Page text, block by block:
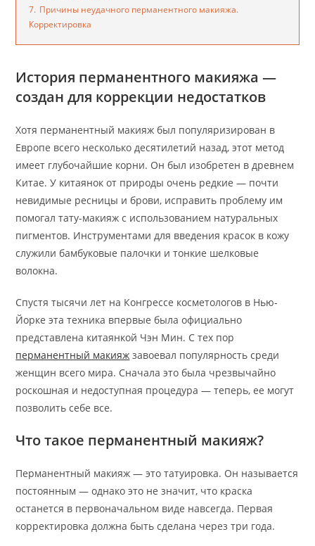
7. Причины неудачного перманентного макияжа.
Корректировка
История перманентного макияжа —
создан для коррекции недостатков
Хотя перманентный макияж был популяризирован в
Европе всего несколько десятилетий назад, этот метод
имеет глубочайшие корни. Он был изобретен в древнем
Китае. У китаянок от природы очень редкие — почти
невидимые ресницы и брови, исправить проблему им
помогал тату-макияж с использованием натуральных
пигментов. Инструментами для введения красок в кожу
служили бамбуковые палочки и тонкие шелковые
волокна.
Спустя тысячи лет на Конгрессе косметологов в Нью-
Йорке эта техника впервые была официально
представлена ​​китаянкой Чэн Мин. С тех пор
перманентный макияж завоевал популярность среди
женщин всего мира. Сначала это была чрезвычайно
роскошная и недоступная процедура — теперь, ее могут
позволить себе все.
Что такое перманентный макияж?
Перманентный макияж — это татуировка. Он называется
постоянным — однако это не значит, что краска
останется в первоначальном виде навсегда. Первая
корректировка должна быть сделана через три года.